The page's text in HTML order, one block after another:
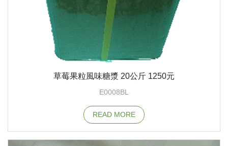
草莓果粒風味糖漿 20公斤 1250元
E0008BL
READ MORE